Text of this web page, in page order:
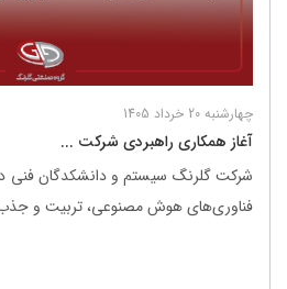
چهارشنبه 20 خرداد 1405
آغاز همکاری راهبردی شرکت ...
شرکت گلرنگ ‌سیستم و دانشکدگان فنی
فناوری‌های هوش مصنوعی، تربیت و جذب